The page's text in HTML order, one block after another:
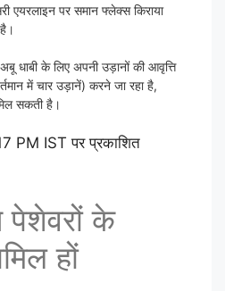
एयरलाइन पर समान फ्लेक्स किराया
के लिए अपनी उड़ानों की आवृत्ति
में चार उड़ानें) करने जा रहा है,
सकती है।
PM IST पर प्रकाशित
पेशेवरों के
हों